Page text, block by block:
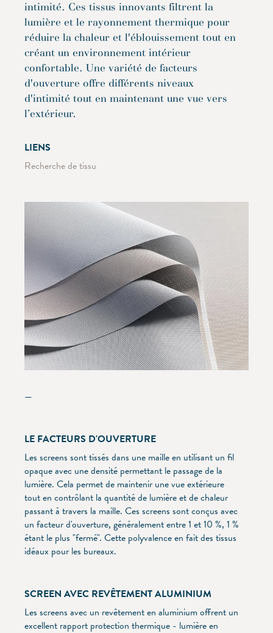
intimité. Ces tissus innovants filtrent la
lumière et le rayonnement thermique pour
réduire la chaleur et l'éblouissement tout en
créant un environnement intérieur
confortable. Une variété de facteurs
d'ouverture offre différents niveaux
d'intimité tout en maintenant une vue vers
l’extérieur.
LIENS
Recherche de tissu
—
LE FACTEURS D'OUVERTURE
Les screens sont tissés dans une maille en utilisant un fil
opaque avec une densité permettant le passage de la
lumière. Cela permet de maintenir une vue extérieure
tout en contrôlant la quantité de lumière et de chaleur
passant à travers la maille. Ces screens sont conçus avec
un facteur d'ouverture, généralement entre 1 et 10 %, 1 %
étant le plus "fermé". Cette polyvalence en fait des tissus
idéaux pour les bureaux.
SCREEN AVEC REVÊTEMENT ALUMINIUM
Les screens avec un revêtement en aluminium offrent un
excellent rapport protection thermique - lumière en